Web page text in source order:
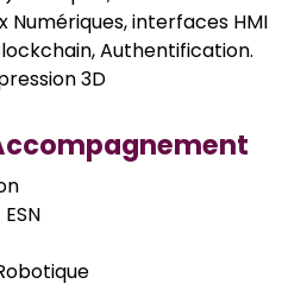
Numériques, interfaces HMI
Authentification.
3D